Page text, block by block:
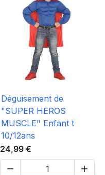
Déguisement de
"SUPER HEROS
MUSCLE" Enfant t
10/12ans
24,99 €

